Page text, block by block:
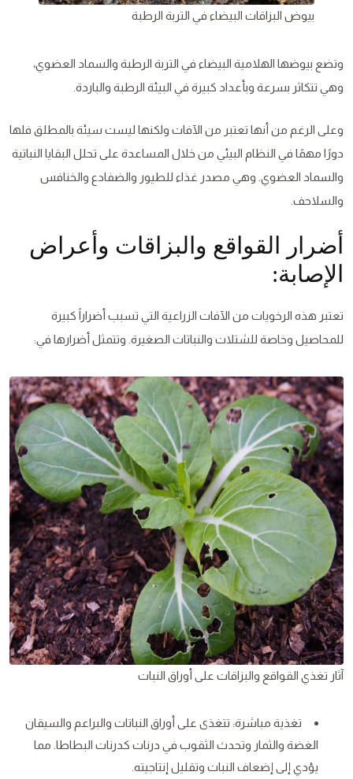
بيوض البزاقات البيضاء في التربة الرطبة
وتضع بيوضها الهلامية البيضاء في التربة الرطبة والسماد العضوي،
وهي تتكاثر بسرعة وبأعداد كبيرة في البيئة الرطبة والباردة.
وعلى الرغم من أنها تعتبر من الآفات ولكنها ليست سيئة بالمطلق فلها
دورًا مهمًا في النظام البيئي من خلال المساعدة على تحلل البقايا النباتية
والسماد العضوي. وهي مصدر غذاء للطيور والضفادع والخنافس
والسلاحف.
أضرار القواقع والبزاقات وأعراض
الإصابة:
تعتبر هذه الرخويات من الآفات الزراعية التي تسبب أضراراً كبيرة
للمحاصيل وخاصة للشتلات والنباتات الصغيرة. وتتمثل أضرارها في:
آثار تغذي القواقع والبزاقات على أوراق النبات
تغذية مباشرة: تتغذى على أوراق النباتات والبراعم والسيقان
الغضة والثمار وتحدث الثقوب في درنات كدرنات البطاطا. مما
يؤدي إلى إضعاف النبات وتقليل إنتاجيته.